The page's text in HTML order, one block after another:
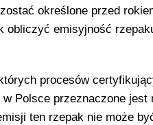
określone przed
obliczyć emisyjność
procesów
Polsce przeznaczone jest
ten rzepak nie może